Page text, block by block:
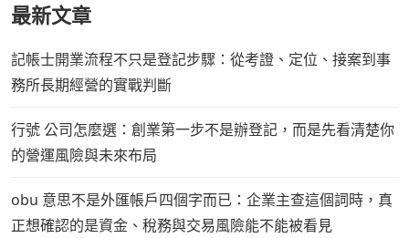
最新文章
記帳士開業流程不只是登記步驟：從考證、定位、接案到事
務所長期經營的實戰判斷
行號 公司怎麼選：創業第一步不是辦登記，而是先看清楚你
的營運風險與未來布局
obu 意思不是外匯帳戶四個字而已：企業主查這個詞時，真
正想確認的是資金、稅務與交易風險能不能被看見